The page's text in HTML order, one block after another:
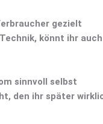
gezielt
könnt ihr auch
sinnvoll selbst
den ihr später